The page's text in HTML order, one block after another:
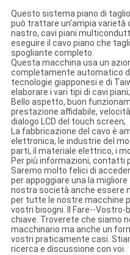
Questo sistema piano di
può trattare un'ampia varietà
nastro, cavi piani
eseguire il cavo piano che
spogliante completo.
Questa macchina usa un
completamente automatico
tecnologie giapponesi e di
elaborare i vari tipi di cavi piani;
Bello aspetto, buon
prestazione affidabile,
dialogo LCD del touch screen;
La fabbricazione del cavo è
elettronica, le industrie del
parti, il materiale elettrico, i
Per più informazioni, contatti
Saremo molto felici di
per appoggiare una la
nostra società anche essere
per tutte le nostre macchine
vostri bisogni. Il Fare--Vostro-
chiave. Troverete che siamo
macchinario ma anche un
vostri praticamente casi.
ricerca e discussione con voi.